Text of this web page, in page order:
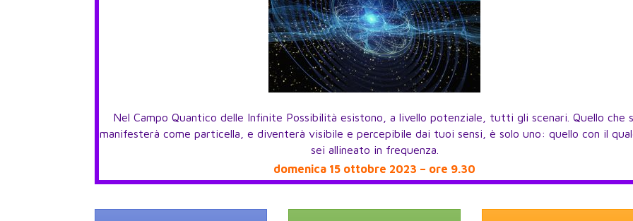
Nel Campo Quantico delle Infinite Possibilità esistono, a livello potenziale, tutti gli scenari. Quello che
manifesterà come particella, e diventerà visibile e percepibile dai tuoi sensi, è solo uno: quello con il
sei allineato in frequenza.
domenica 15 ottobre 2023 – ore 9.30